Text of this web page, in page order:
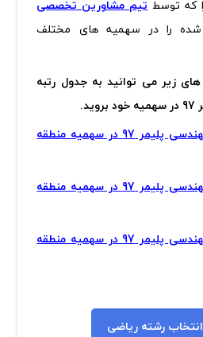
تیم مشاورین تخصصی
شده را در سهمیه های مختلف
زیر می توانید به جدول رتبه
97 در سهمیه خود بروید.
جدول رتبه های قبولی مهندسی پلیمر 97 در سهمیه منطقه
جدول رتبه های قبولی مهندسی پلیمر 97 در سهمیه منطقه
جدول رتبه های قبولی مهندسی پلیمر 97 در سهمیه منطقه
انتخاب رشته ریاضی